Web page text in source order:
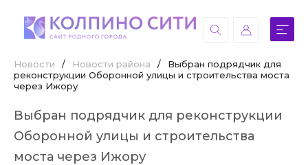
Новости / Новости района /
Выбран подрядчик для
реконструкции Оборонной улицы и строительства моста
через Ижору
Выбран подрядчик для реконструкции
Оборонной улицы и строительства
моста через Ижору